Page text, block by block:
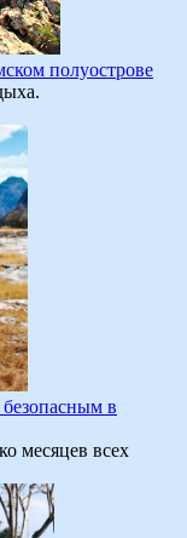
полуострове
в
месяцев всех